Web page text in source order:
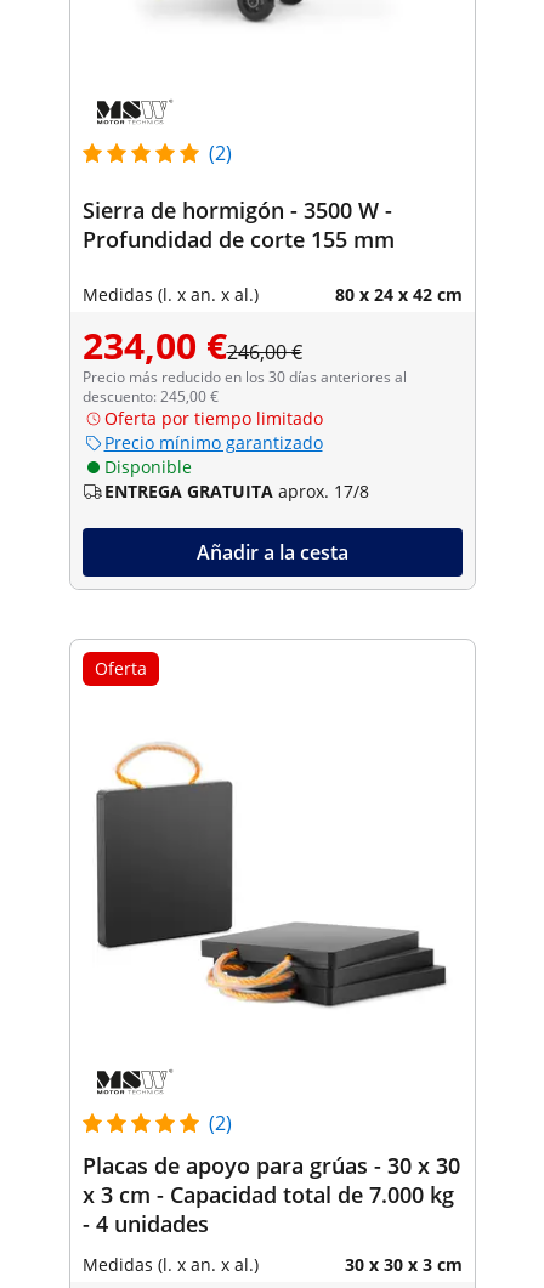
(2)
Sierra de hormigón - 3500 W -
Profundidad de corte 155 mm
Medidas (l. x an. x al.) 80 x 24 x 42 cm
234,00 €246,00 €
Precio más reducido en los 30 días anteriores al
descuento: 245,00 €
Oferta por tiempo limitado
Precio mínimo garantizado
Disponible
ENTREGA GRATUITA aprox. 17/8
Añadir a la cesta
Oferta
(2)
Placas de apoyo para grúas - 30 x 30
x 3 cm - Capacidad total de 7.000 kg
- 4 unidades
Medidas (l. x an. x al.) 30 x 30 x 3 cm